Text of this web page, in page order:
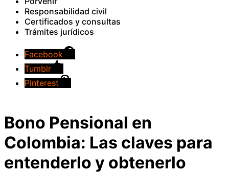
Responsabilidad civil
Certificados y consultas
Trámites jurídicos
Facebook
Tumblr
Pinterest
Bono Pensional en
Colombia: Las claves para
entenderlo y obtenerlo